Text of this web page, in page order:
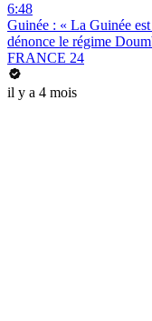
6:48
Guinée : « La Guinée
dénonce le régime
FRANCE 24
il y a 4 mois